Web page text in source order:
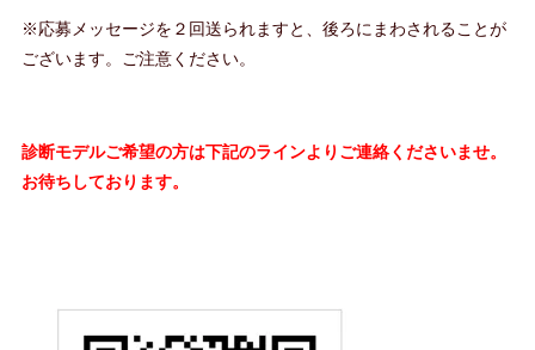
※応募メッセージを２回送られますと、後ろにまわされることが
ございます。ご注意ください。
診断モデルご希望の方は下記のラインよりご連絡くださいませ。
お待ちしております。